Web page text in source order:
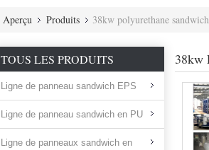
Aperçu Produits 38kw polyurethane
TOUS LES PRODUITS
Ligne de panneau sandwich EPS
Ligne de panneau sandwich en PU
Ligne de panneaux sandwich en
38kw